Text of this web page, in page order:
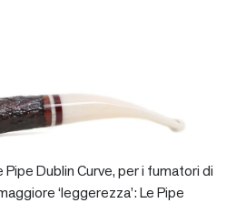
Dublin Curve, per i fumatori di
‘leggerezza’: Le Pipe